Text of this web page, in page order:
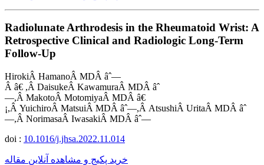
Radiolunate Arthrodesis in the Rheumatoid Wrist: A
Retrospective Clinical and Radiologic Long-Term
Follow-Up
HirokiÂ HamanoÂ MDÂ âˆ—
Â â€ ,Â DaisukeÂ KawamuraÂ MDÂ âˆ
—,Â MakotoÂ MotomiyaÂ MDÂ â€
¡,Â YuichiroÂ MatsuiÂ MDÂ âˆ—,Â AtsushiÂ UritaÂ MDÂ âˆ
—,Â NorimasaÂ IwasakiÂ MDÂ âˆ—
doi : 10.1016/j.jhsa.2022.11.014
خرید پکیج و مشاهده آنلاین مقاله